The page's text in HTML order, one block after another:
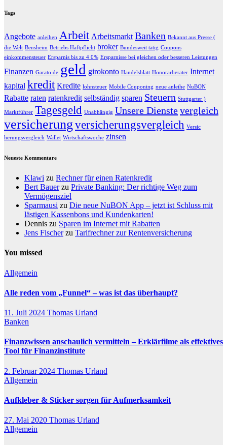
Tags
Angebote anleihen Arbeit Arbeitsmarkt Banken Bekannt aus Presse (
die Welt Bensheim Betriebs Haftpflicht broker Bundesweit tätig Coupons
einkommensteuer Ersparnis bis zu 4 0% Ersparnisse bei gleichen oder besseren Leistungen
Finanzen Garato.de geld girokonto Handelsblatt Honorarberater Internet
kapital kredit Kredite lohnsteuer Mobile Couponing neue anleihe NuBON
Rabatte raten ratenkredit selbständig sparen Steuern Stuttgarter )
Marktführer Tagesgeld Unabhängig Unsere Dienstevergleich
versicherungversicherungsvergleich Versic
herungsvergleich Wallet Wirtschaftswoche zinsen
Neueste Kommentare
Klawi zu Rechner für einen Ratenkredit
Bert Bauerzu Private Banking: Der richtige Weg zum
Vermögensziel
Sparmausi zu Die neue NuBON App – jetzt ist Schluss mit
lästigen Kassenbons und Kundenkarten!
Dennis zu Sparen im Internet mit Rabatten
Jens Fischerzu Tarifrechner zur Rentenversicherung
You missed
Allgemein
Alle reden vom „Funnel“ – was ist das überhaupt?
11. Juli 2024 Thomas Urland
Banken
Finanzwissen anschaulich vermitteln – Erklärfilme als effektives
Tool für Finanzinstitute
2. Februar 2024 Thomas Urland
Allgemein
Aufkleber & Sticker sorgen für Aufmerksamkeit
27. Mai 2020 Thomas Urland
Allgemein